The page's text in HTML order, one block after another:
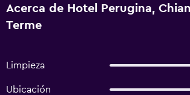
Acerca de Hotel Perugina,
Terme
Limpieza
Ubicación